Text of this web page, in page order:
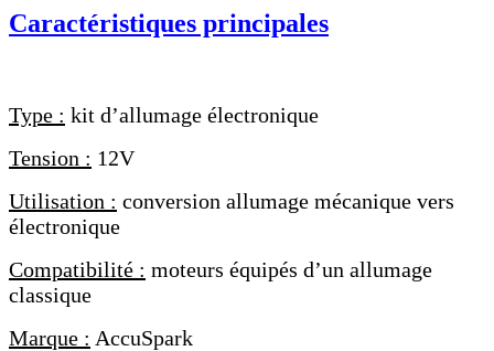
Caractéristiques principales
Type : kit d’allumage électronique
Tension : 12V
Utilisation : conversion allumage mécanique vers
électronique
Compatibilité : moteurs équipés d’un allumage
classique
Marque : AccuSpark